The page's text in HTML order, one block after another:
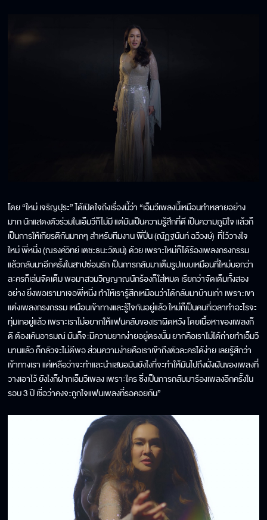
โดย “ใหม่ เจริญปุระ” ได้เปิดใจถึงเรื่องนี้ว่า “เอ็มวีเพลงนี้เหมือนทำหลายอย่าง
มาก นักแสดงตัวร่วมในเอ็มวีก็ไม่มี แต่มันเป็นความรู้สึกที่ดี เป็นความภูมิใจ แล้วก็
เป็นการให้เกียรติกันมากๆ สำหรับทีมงาน พี่ปิ่น (ณัฏฐนันท์ ฉวีวงษ์) ที่ไว้วางใจ
ใหม่ พี่หนึ่ง (ณรงค์วิทย์ เตชะธนะวัฒน์) ด้วย เพราะใหม่ก็ได้ร้องเพลงกรงกรรม
แล้วกลับมาอีกครั้งในสาปซ่อนรัก เป็นการกลับมาเต็มรูปแบบเหมือนที่ใหม่บอกว่า
ละครก็เล่นจัดเต็ม พอมาสวมวิญญาณนักร้องก็ใส่หมด เรียกว่าจัดเต็มทั้งสอง
อย่าง ยิ่งพอเรามาเจอพี่หนึ่ง ทำให้เรารู้สึกเหมือนว่าได้กลับมาบ้านเก่า เพราะเขา
แต่งเพลงกรงกรรม เหมือนเข้าทางและรู้ใจกันอยู่แล้ว ใหม่ก็เป็นคนที่เวลาทำอะไรจะ
ทุ่มเทอยู่แล้ว เพราะเราไม่อยากให้แฟนคลับของเราผิดหวัง โดยเนื้อหาของเพลงก็
ดี ต้องเค้นอารมณ์ มันก็จะมีความยากง่ายอยู่ตรงนั้น ยากคือเราไม่ได้ถ่ายทำเอ็มวี
นานแล้ว ก็กลัวจะไม่ดีพอ ส่วนความง่ายคือเราเข้าถึงตัวละครได้ง่าย เลยรู้สึกว่า
เข้าทางเรา แค่เหลือว่าจะทำและนำเสนอมันยังไงที่จะทำให้มันไปถึงฝั่งฝันของเพลงที่
วางเอาไว้ ยังไงก็ฝากเอ็มวีเพลง เพราะใคร ซึ่งเป็นการกลับมาร้องเพลงอีกครั้งใน
รอบ 3 ปี เชื่อว่าคงจะถูกใจแฟนเพลงที่รอคอยกัน”